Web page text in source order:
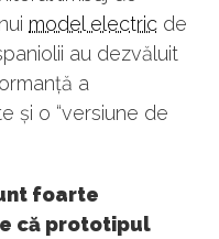
model electric de
au dezvăluit
a
și o “versiune de
foarte
că prototipul